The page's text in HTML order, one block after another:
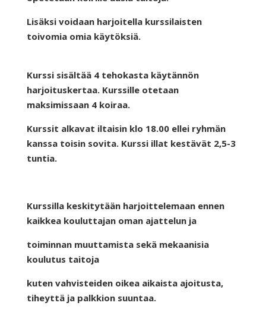
Lisäksi voidaan harjoitella kurssilaisten
toivomia omia käytöksiä.
Kurssi sisältää 4 tehokasta käytännön
harjoituskertaa. Kurssille otetaan
maksimissaan 4 koiraa.
Kurssit alkavat iltaisin klo 18.00 ellei ryhmän
kanssa toisin sovita. Kurssi illat kestävät 2,5-3
tuntia.
Kurssilla keskitytään harjoittelemaan ennen
kaikkea kouluttajan oman ajattelun ja
toiminnan muuttamista sekä mekaanisia
koulutus taitoja
kuten vahvisteiden oikea aikaista ajoitusta,
tiheyttä ja palkkion suuntaa.